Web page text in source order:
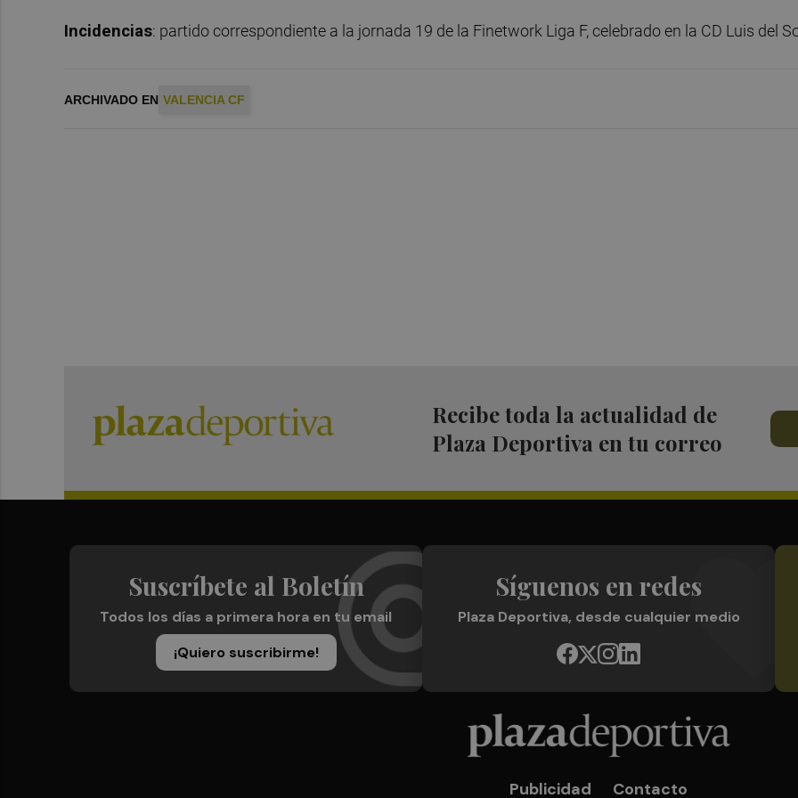
Incidencias: partido correspondiente a la jornada 19 de la Finetwork Liga F, celebrado en la CD Luis del
ARCHIVADO EN VALENCIA CF
Recibe toda la actualidad de
Plaza Deportiva en tu correo
Suscríbete al Boletín
Todos los días a primera hora en tu email
¡Quiero suscribirme!
Síguenos en redes
Plaza Deportiva, desde cualquier medio
Publicidad Contacto